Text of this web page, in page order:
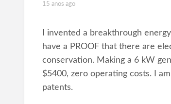
15 anos ago
I invented a breakthrough
have a PROOF that there are
conservation. Making a 6 kW
$5400, zero operating costs. I
patents.